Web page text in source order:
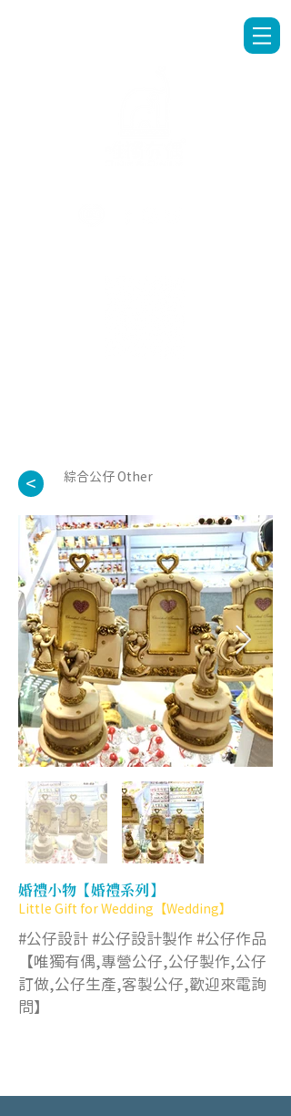
< 綜合公仔 Other
婚禮小物【婚禮系列】
Little Gift for Wedding【Wedding】
#公仔設計 #公仔設計製作 #公仔作品
【唯獨有偶,專營公仔,公仔製作,公仔
訂做,公仔生產,客製公仔,歡迎來電詢
問】